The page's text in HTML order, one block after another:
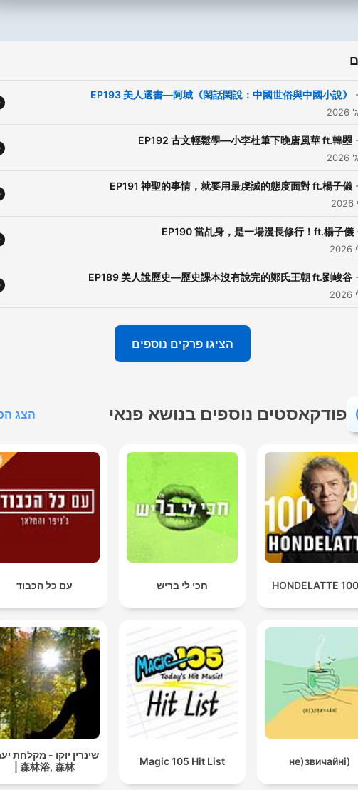
上知天文，下知地理，各式各樣
合作邀約請洽：
FB粉絲專頁：于美人
喜歡我們節目，就給我們一點支
打賞連結：
EP193 美人選書—阿城《閑話閑說：中國世俗與中國小說》
EP192 古文輕鬆學—小李杜筆下晚唐風華 ft.韓曌
EP191 神聖的事情，就要用最虔誠的態度面對 ft.楊子儀
EP190 當乩身，是一場漫長修行！ft.楊子儀
EP189 美人說歷史—歷史課本沒有說完的鄭氏王朝 ft.劉峻谷
הציגו פרקים נוספים
פודקאסטים נוספים בנושא פנאי הצג
100% חכי לי בריש עם כל הכבוד
(не)звичайні
Magic 105 Hit List
שינרין יוקו - מקלחת
森林浴, 森林 |